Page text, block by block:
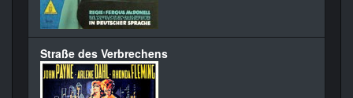
Straße des Verbrechens